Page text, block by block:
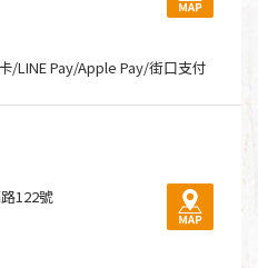
/LINE Pay/Apple Pay/街口支付
122號